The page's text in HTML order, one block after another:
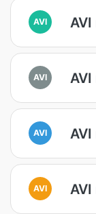
AVI AVI
AVI AVI
AVI AVI
AVI